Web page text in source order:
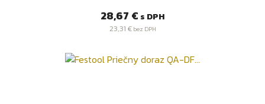
Cena
28,67 € s DPH
23,31 €bez DPH